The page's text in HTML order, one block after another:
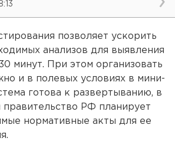
позволяет ускорить
анализов для выявления
минут. При этом организовать
и в полевых условиях в мини-
готова к развертыванию, в
РФ планирует
нормативные акты для ее